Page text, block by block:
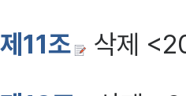
제11조
삭제